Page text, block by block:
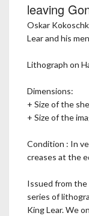
leaving
Oskar
Lear and his
Lithograph on
Dimensions:
+ Size of the
+ Size of the
Condition : In
creases at the
Issued from the
series of
King Lear. We